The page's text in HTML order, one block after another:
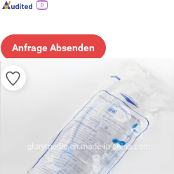
Anfrage Absenden